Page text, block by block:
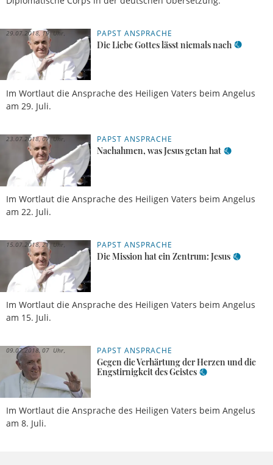
PAPST ANSPRACHE
Die Liebe Gottes lässt niemals nach
Im Wortlaut die Ansprache des Heiligen Vaters beim Angelus
am 29. Juli.
29.07.2018, 19 Uhr
PAPST ANSPRACHE
Nachahmen, was Jesus getan hat
Im Wortlaut die Ansprache des Heiligen Vaters beim Angelus
am 22. Juli.
23.07.2018, 07 Uhr
PAPST ANSPRACHE
Die Mission hat ein Zentrum: Jesus
Im Wortlaut die Ansprache des Heiligen Vaters beim Angelus
am 15. Juli.
15.07.2018, 21 Uhr
PAPST ANSPRACHE
Gegen die Verhärtung der Herzen und die
Engstirnigkeit des Geistes
Im Wortlaut die Ansprache des Heiligen Vaters beim Angelus
am 8. Juli.
09.07.2018, 07 Uhr